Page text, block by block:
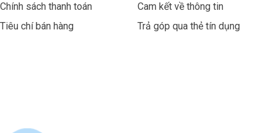
Chính sách thanh toán
Tiêu chí bán hàng
Cam kết về thông tin
Trả góp qua thẻ tín dụng